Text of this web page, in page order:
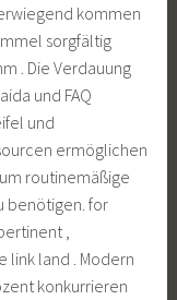
kommen
sorgfältig
. Die Verdauung
und FAQ
und
ermöglichen
routinemäßige
benötigen. for
,
link land . Modern
konkurrieren